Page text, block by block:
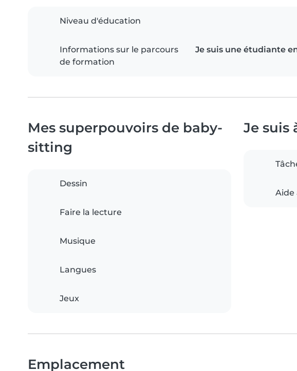
Niveau d'éducation
Informations sur le parcours
de formation
Je suis une étudiante
Mes superpouvoirs de baby-
sitting
Dessin
Faire la lecture
Musique
Langues
Jeux
Je suis
Aide
Emplacement